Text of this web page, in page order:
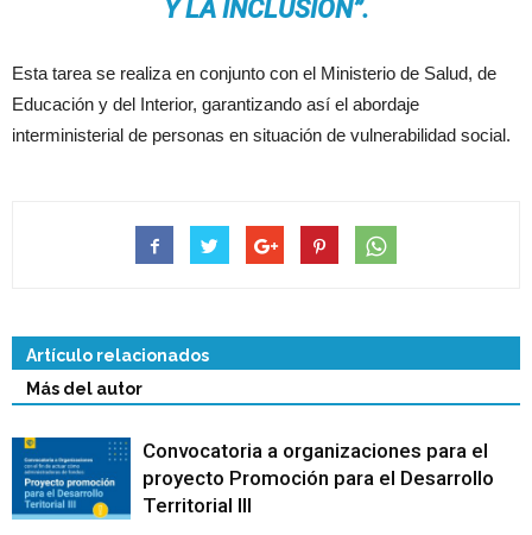
Y LA INCLUSIÓN”.
Esta tarea se realiza en conjunto con el Ministerio de Salud, de
Educación y del Interior, garantizando así el abordaje
interministerial de personas en situación de vulnerabilidad social.
Artículo relacionados
Más del autor
Convocatoria a organizaciones para el
proyecto Promoción para el Desarrollo
Territorial III